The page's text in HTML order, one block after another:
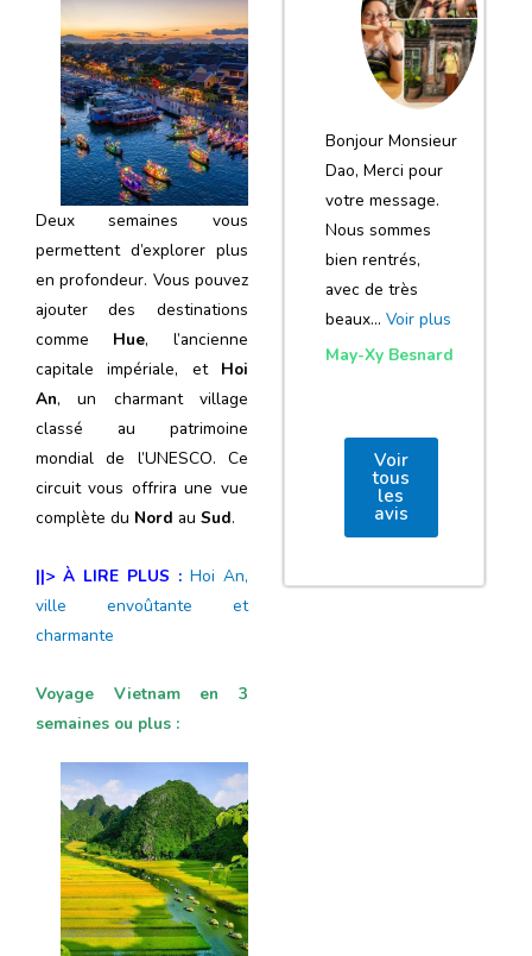
Deux semaines vous
permettent d’explorer plus
en profondeur. Vous pouvez
ajouter des destinations
comme Hue, l’ancienne
capitale impériale, et Hoi
An, un charmant village
classé au patrimoine
mondial de l’UNESCO. Ce
circuit vous offrira une vue
complète du Nord au Sud.
||> À LIRE PLUS : Hoi An,
ville envoûtante et
charmante
Voyage Vietnam en 3
semaines ou plus :
notre voyage
et de votre
agence
Bonjour Monsieur
Dao, Merci pour
votre message.
Nous sommes
bien rentrés,
avec de très
beaux… Voir plus
May-Xy Besnard
Voir
tous
les
avis